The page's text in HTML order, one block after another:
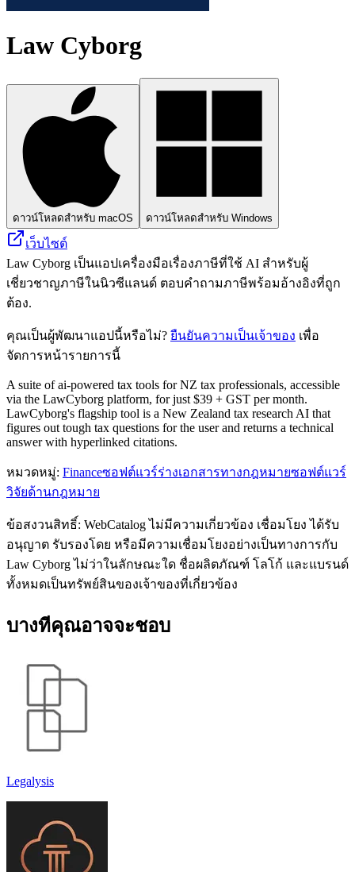
Law Cyborg
ดาวน์โหลดสำหรับ macOS ดาวน์โหลดสำหรับ Windows
เว็บไซต์
Law Cyborg เป็นแอปเครื่องมือเรื่องภาษีที่ใช้ AI สำหรับผู้
เชี่ยวชาญภาษีในนิวซีแลนด์ ตอบคำถามภาษีพร้อมอ้างอิงที่ถูก
ต้อง.
คุณเป็นผู้พัฒนาแอปนี้หรือไม่? ยืนยันความเป็นเจ้าของ เพื่อ
จัดการหน้ารายการนี้
A suite of ai-powered tax tools for NZ tax professionals, accessible
via the LawCyborg platform, for just $39 + GST per month.
LawCyborg's flagship tool is a New Zealand tax research AI that
figures out tough tax questions for the user and returns a technical
answer with hyperlinked citations.
หมวดหมู่: Financeซอฟต์แวร์ร่างเอกสารทางกฎหมายซอฟต์แวร์
วิจัยด้านกฎหมาย
ข้อสงวนสิทธิ์: WebCatalog ไม่มีความเกี่ยวข้อง เชื่อมโยง ได้รับ
อนุญาต รับรองโดย หรือมีความเชื่อมโยงอย่างเป็นทางการกับ
Law Cyborg ไม่ว่าในลักษณะใด ชื่อผลิตภัณฑ์ โลโก้ และแบรนด์
ทั้งหมดเป็นทรัพย์สินของเจ้าของที่เกี่ยวข้อง
บางทีคุณอาจจะชอบ
Legalysis